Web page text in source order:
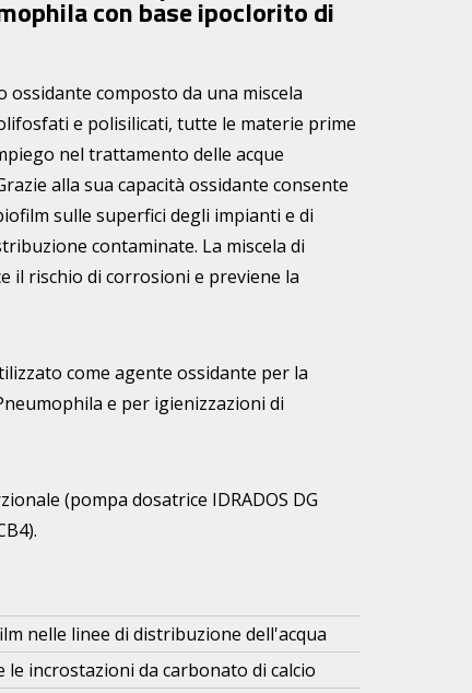
con base ipoclorito di
ossidante composto da una miscela
e polisilicati, tutte le materie prime
nel trattamento delle acque
alla sua capacità ossidante consente
sulle superfici degli impianti e di
contaminate. La miscela di
il rischio di corrosioni e previene la
come agente ossidante per la
e per igienizzazioni di
(pompa dosatrice IDRADOS DG
nelle linee di distribuzione dell'acqua
le incrostazioni da carbonato di calcio